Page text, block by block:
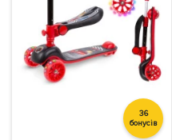
36
бонусів